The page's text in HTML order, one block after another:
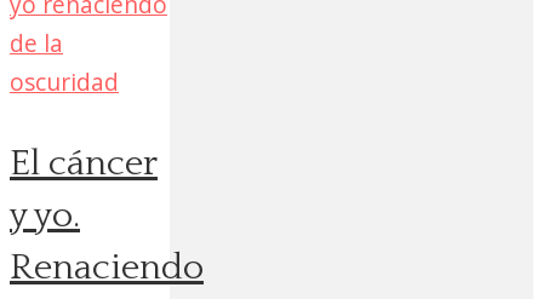
El cáncer
y yo.
Renaciendo